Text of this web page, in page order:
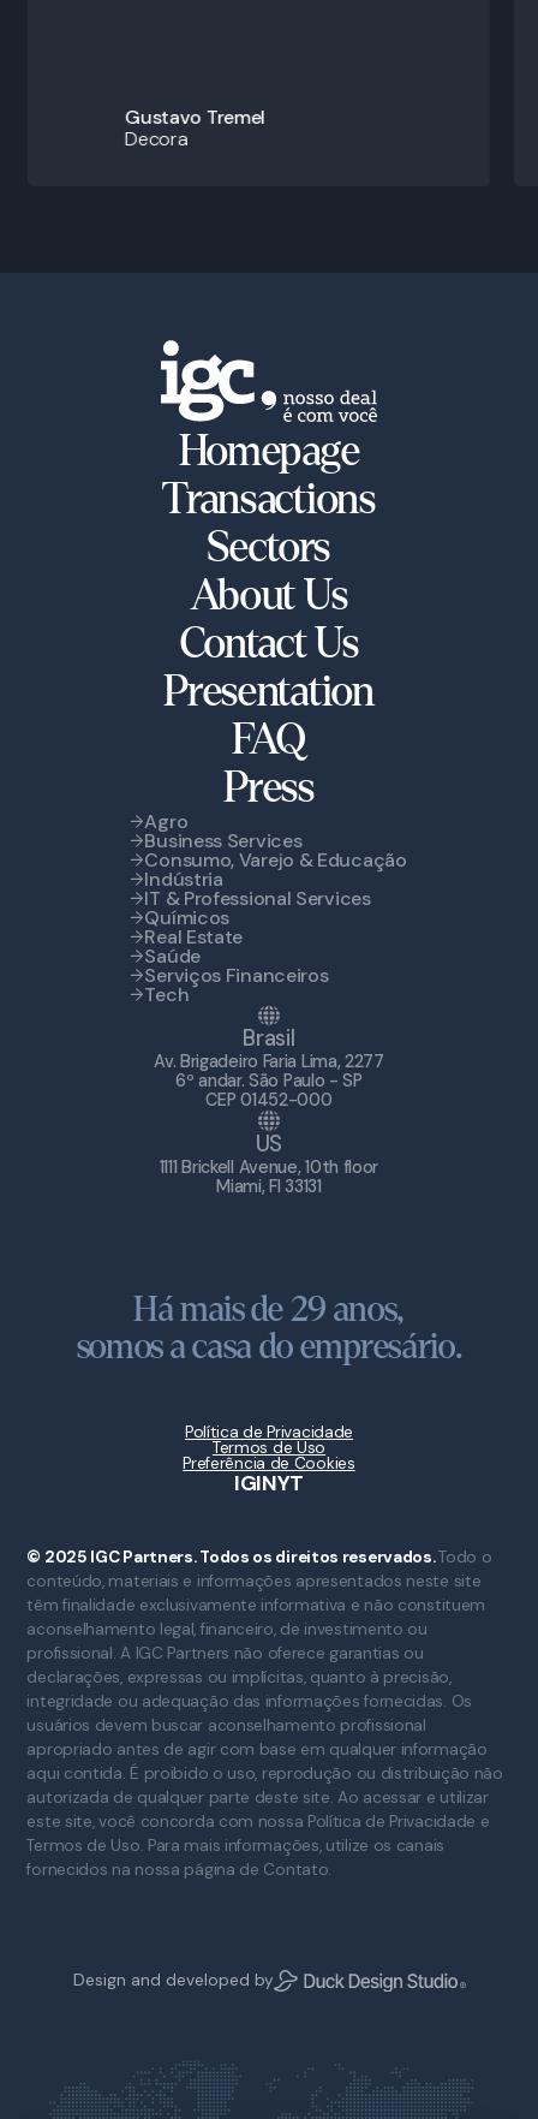
Gustavo Tremel
Decora
Homepage
Transactions
Sectors
About Us
Contact Us
Presentation
FAQ
Press
Agro
Business Services
Consumo, Varejo & Educação
Indústria
IT & Professional Services
Químicos
Real Estate
Saúde
Serviços Financeiros
Tech
Brasil
Av. Brigadeiro Faria Lima, 2277
6º andar. São Paulo - SP
CEP 01452-000
US
1111 Brickell Avenue, 10th floor
Miami, Fl 33131
Há mais de 29 anos,
somos a casa do empresário.
Política de Privacidade
Termos de Uso
Preferência de Cookies
IGINYT
© 2025 IGC Partners. Todos os direitos reservados.Todo o
conteúdo, materiais e informações apresentados neste site
têm finalidade exclusivamente informativa e não constituem
aconselhamento legal, financeiro, de investimento ou
profissional. A IGC Partners não oferece garantias ou
declarações, expressas ou implícitas, quanto à precisão,
integridade ou adequação das informações fornecidas. Os
usuários devem buscar aconselhamento profissional
apropriado antes de agir com base em qualquer informação
aqui contida. É proibido o uso, reprodução ou distribuição não
autorizada de qualquer parte deste site. Ao acessar e utilizar
este site, você concorda com nossa Política de Privacidade e
Termos de Uso. Para mais informações, utilize os canais
fornecidos na nossa página de Contato.
Design and developed by